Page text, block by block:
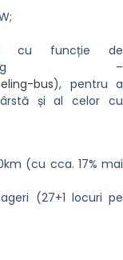
cu funcție de
–
bus), pentru a
și al celor cu
(cu cca. 17% mai
(27+1 locuri pe